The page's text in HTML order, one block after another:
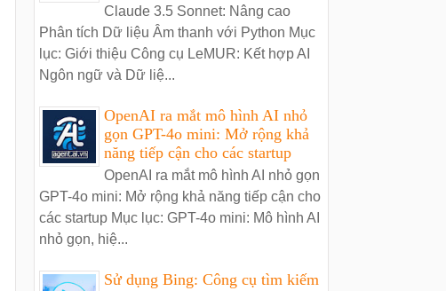
Claude 3.5 Sonnet: Nâng cao
Phân tích Dữ liệu Âm thanh với Python Mục
lục: Giới thiệu Công cụ LeMUR: Kết hợp AI
Ngôn ngữ và Dữ liệ...
OpenAI ra mắt mô hình AI nhỏ
gọn GPT-4o mini: Mở rộng khả
năng tiếp cận cho các startup
OpenAI ra mắt mô hình AI nhỏ gọn
GPT-4o mini: Mở rộng khả năng tiếp cận cho
các startup Mục lục: GPT-4o mini: Mô hình AI
nhỏ gọn, hiệ...
Sử dụng Bing: Công cụ tìm kiếm